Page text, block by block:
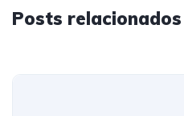
Posts relacionados